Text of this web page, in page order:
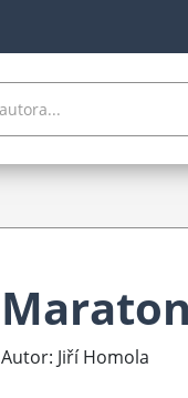
Autor: Jiří Homola